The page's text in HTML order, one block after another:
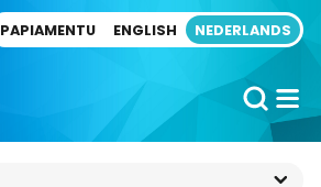
PAPIAMENTU ENGLISH NEDERLANDS